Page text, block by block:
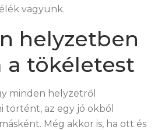
vagyunk.
helyzetben
a tökéletest
minden helyzetről
történt, az egy jó okból
Még akkor is, ha ott és